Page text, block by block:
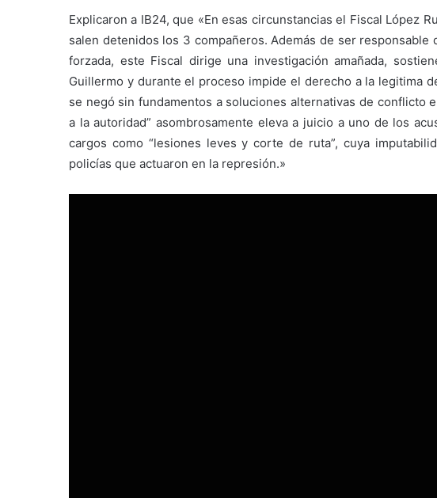
Explicaron a IB24, que «En esas circunstancias el Fiscal López
salen detenidos los 3 compañeros. Además de ser
forzada, este Fiscal dirige una investigación amañada,
Guillermo y durante el proceso impide el derecho a la legitima
se negó sin fundamentos a soluciones alternativas de conflicto
a la autoridad” asombrosamente eleva a juicio a uno de los
cargos como “lesiones leves y corte de ruta”, cuya
policías que actuaron en la represión.»